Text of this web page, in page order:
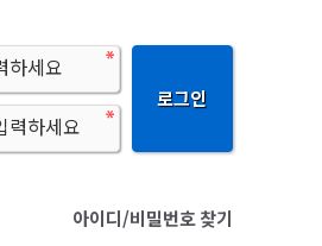
로그인
아이디/비밀번호 찾기